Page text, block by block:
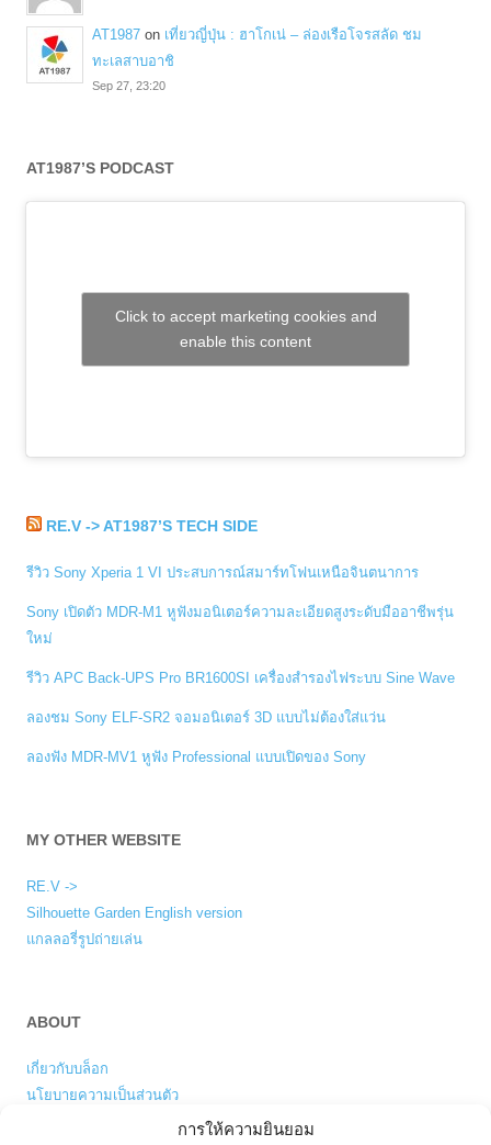
การให้ความยินยอม
AT1987 on เที่ยวญี่ปุ่น : ฮาโกเน่ – ล่องเรือโจรสลัด ชม
ทะเลสาบอาชิ
Sep 27, 23:20
AT1987’S PODCAST
Click to accept marketing cookies and
enable this content
RE.V -> AT1987’S TECH SIDE
รีวิว Sony Xperia 1 VI ประสบการณ์สมาร์ทโฟนเหนือจินตนาการ
Sony เปิดตัว MDR-M1 หูฟังมอนิเตอร์ความละเอียดสูงระดับมืออาชีพรุ่น
ใหม่
รีวิว APC Back-UPS Pro BR1600SI เครื่องสำรองไฟระบบ Sine Wave
ลองชม Sony ELF-SR2 จอมอนิเตอร์ 3D แบบไม่ต้องใส่แว่น
ลองฟัง MDR-MV1 หูฟัง Professional แบบเปิดของ Sony
MY OTHER WEBSITE
RE.V ->
Silhouette Garden English version
แกลลอรี่รูปถ่ายเล่น
ABOUT
เกี่ยวกับบล็อก
นโยบายความเป็นส่วนตัว